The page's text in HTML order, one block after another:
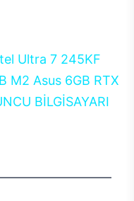
Ultra 7 245KF
M2 Asus 6GB RTX
BİLGİSAYARI